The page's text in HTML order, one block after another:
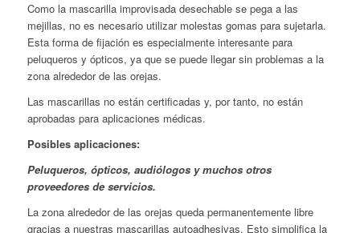
Como la mascarilla improvisada desechable se pega a las
mejillas, no es necesario utilizar molestas gomas para sujetarla.
Esta forma de fijación es especialmente interesante para
peluqueros y ópticos, ya que se puede llegar sin problemas a la
zona alrededor de las orejas.
Las mascarillas no están certificadas y, por tanto, no están
aprobadas para aplicaciones médicas.
Posibles aplicaciones:
Peluqueros, ópticos, audiólogos y muchos otros
proveedores de servicios.
La zona alrededor de las orejas queda permanentemente libre
gracias a nuestras mascarillas autoadhesivas. Esto simplifica la